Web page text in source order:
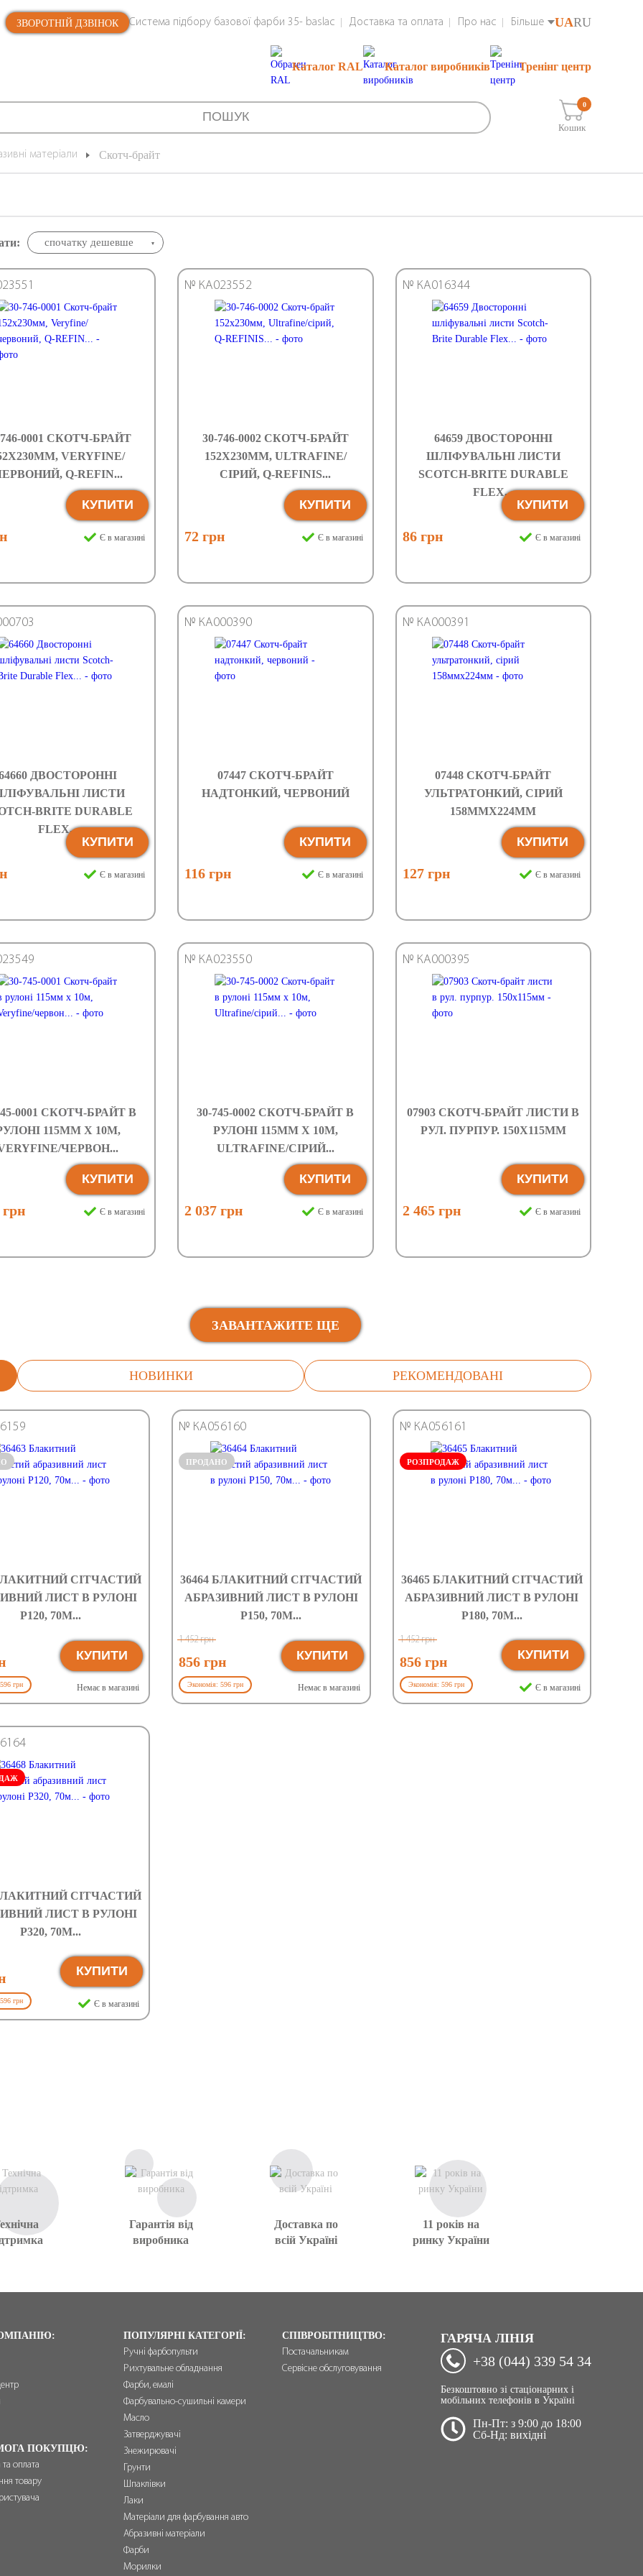
ЗВОРОТНІЙ ДЗВІНОК Система підбору базової фарби 35- baslac Доставка та оплата Про нас Більше UARU
Каталог RAL Каталог виробників Тренінг центр
Кошик
0
матеріали Скотч-брайт
спочатку дешевше
746-0001 СКОТЧ-БРАЙТ
VERYFINE/
Q-REFIN...
КУПИТИ
Є в магазині
№ КА023552
30-746-0002 СКОТЧ-БРАЙТ
152Х230ММ, ULTRAFINE/
СІРИЙ, Q-REFINIS...
72 грн
КУПИТИ
Є в магазині
№ КА016344
64659 ДВОСТОРОННІ
ШЛІФУВАЛЬНІ ЛИСТИ
SCOTCH-BRITE DURABLE
FLEX...
86 грн
КУПИТИ
Є в магазині
ДВОСТОРОННІ
ЛИСТИ
BRITE DURABLE
FLEX...
КУПИТИ
Є в магазині
№ КА000390
07447 СКОТЧ-БРАЙТ
НАДТОНКИЙ, ЧЕРВОНИЙ
116 грн
КУПИТИ
Є в магазині
№ КА000391
07448 СКОТЧ-БРАЙТ
УЛЬТРАТОНКИЙ, СІРИЙ
158ММХ224ММ
127 грн
КУПИТИ
Є в магазині
0001 СКОТЧ-БРАЙТ В
115ММ Х 10М,
ЧЕРВОН...
грн
КУПИТИ
Є в магазині
№ КА023550
30-745-0002 СКОТЧ-БРАЙТ В
РУЛОНІ 115ММ Х 10М,
ULTRAFINE/СІРИЙ...
2 037 грн
КУПИТИ
Є в магазині
№ КА000395
07903 СКОТЧ-БРАЙТ ЛИСТИ В
РУЛ. ПУРПУР. 150Х115ММ
2 465 грн
КУПИТИ
Є в магазині
ЗАВАНТАЖИТЕ ЩЕ
НОВИНКИ РЕКОМЕНДОВАНІ
СІТЧАСТИЙ
ЛИСТ В РУЛОНІ
Р120, 70М...
грн
КУПИТИ
Немає в магазині
ПРОДАНО
№ КА056160
36464 БЛАКИТНИЙ СІТЧАСТИЙ
АБРАЗИВНИЙ ЛИСТ В РУЛОНІ
Р150, 70М...
1 452 грн
856 грн
Экономія: 596 грн
КУПИТИ
Немає в магазині
РОЗПРОДАЖ
№ КА056161
36465 БЛАКИТНИЙ СІТЧАСТИЙ
АБРАЗИВНИЙ ЛИСТ В РУЛОНІ
Р180, 70М...
1 452 грн
856 грн
Экономія: 596 грн
КУПИТИ
Є в магазині
СІТЧАСТИЙ
ЛИСТ В РУЛОНІ
Р320, 70М...
грн
КУПИТИ
Є в магазині
Гарантія від
виробника
Доставка по
всій Україні
11 років на
ринку України
ПОКУПЦЮ:
оплата
товару
ПОПУЛЯРНІ КАТЕГОРІЇ:
Ручні фарбопульти
Рихтувальне обладнання
Фарби, емалі
Фарбувально-сушильні камери
Масло
Затверджувачі
Знежирювачі
Грунти
Шпаклівки
Лаки
Матеріали для фарбування авто
Абразивні матеріали
Фарби
Морилки
СПІВРОБІТНИЦТВО:
Постачальникам
Сервісне обслуговування
ГАРЯЧА ЛІНІЯ
+38 (044) 339 54 34
Безкоштовно зі стаціонарних і
мобільних телефонів в Україні
Пн-Пт: з 9:00 до 18:00
Сб-Нд: вихідні